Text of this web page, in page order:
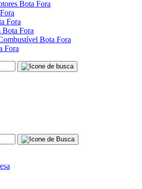
Bota Fora
Fora
Bota Fora
Bota Fora
Fora